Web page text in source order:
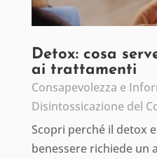
Detox: cosa
ai trattamenti
Consapevolezza e
Disintossicazione del
Scopri perché il detox
benessere richiede un